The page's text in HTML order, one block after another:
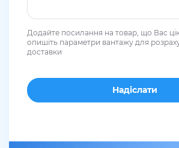
Додайте посилання на товар, що Вас
опишіть параметри вантажу для
доставки